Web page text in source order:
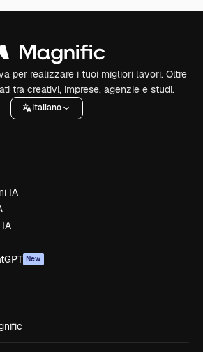
per realizzare i tuoi migliori lavori. Oltre
tra creativi, imprese, agenzie e studi.
Italiano
IA
New